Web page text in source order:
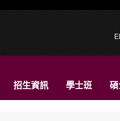
招生資訊 學士班 碩